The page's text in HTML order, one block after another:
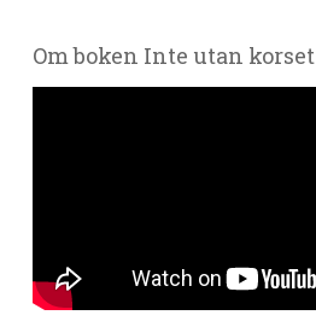
Om boken Inte utan korset